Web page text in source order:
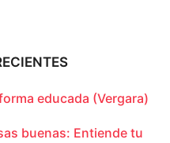
educada (Vergara)
buenas: Entiende tu